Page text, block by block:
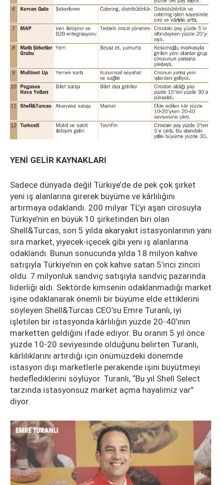
YENİ GELİR KAYNAKLARI
Sadece dünyada değil Türkiye’de de pek çok şirket
yeni iş alanlarına girerek büyüme ve kârlılığını
artırmaya odaklandı. 200 milyar TL’yi aşan cirosuyla
Türkiye’nin en büyük 10 şirketinden biri olan
Shell&Turcas, son 5 yılda akaryakıt istasyonlarının yanı
sıra market, yiyecek-içecek gibi yeni iş alanlarına
odaklandı. Bunun sonucunda yılda 18 milyon kahve
satışıyla Türkiye’nin en çok kahve satan 5’inci zinciri
oldu. 7 milyonluk sandviç satışıyla sandviç pazarında
liderliği aldı. Sektörde kimsenin odaklanmadığı market
işine odaklanarak önemli bir büyüme elde ettiklerini
söyleyen Shell&Turcas CEO’su Emre Turanlı, iyi
işletilen bir istasyonda kârlılığın yüzde 20-40’ının
marketten geldiğini ifade ediyor. Bu oranın 5 yıl önce
yüzde 10-20 seviyesinde olduğunu belirten Turanlı,
kârlılıklarını artırdığı için önümüzdeki dönemde
istasyon dışı marketlerle perakende işini büyütmeyi
hedeflediklerini söylüyor. Turanlı, “Bu yıl Shell Select
tarzında istasyonsuz market açma hayalimiz var”
diyor.